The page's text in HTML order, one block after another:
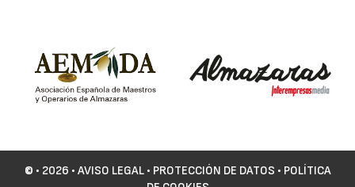
© • 2026 • AVISO LEGAL• PROTECCIÓN DE DATOS • POLÍTICA